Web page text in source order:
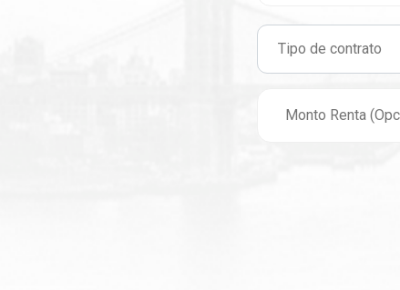
Tipo de contrato